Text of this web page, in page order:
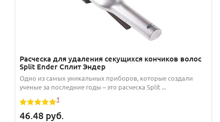
Расческа для удаления секущихся кончиков волос
Split Ender Сплит Эндер
Одно из самых уникальных приборов, которые создали
ученые за последние годы – это расческа Split ...
1
46.48 руб.